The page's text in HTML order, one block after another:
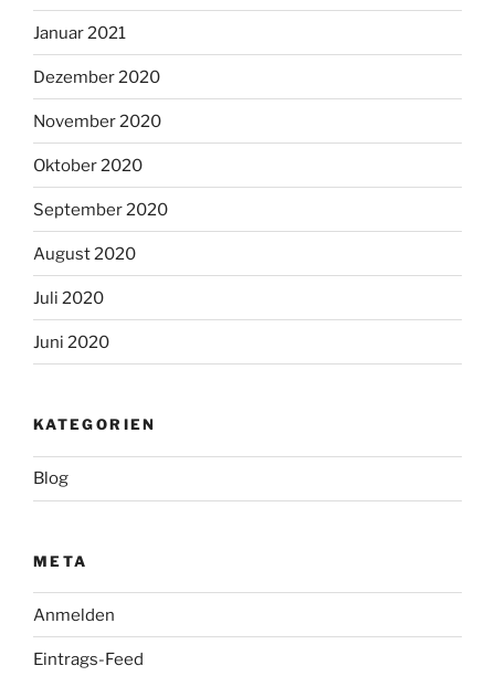
Januar 2021
Dezember 2020
November 2020
Oktober 2020
September 2020
August 2020
Juli 2020
Juni 2020
KATEGORIEN
Blog
META
Anmelden
Eintrags-Feed